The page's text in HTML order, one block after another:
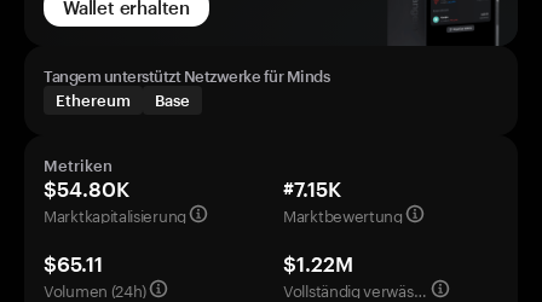
Wallet erhalten
Tangem unterstützt Netzwerke für Minds
Ethereum
Base
Metriken
$54.80K
Marktkapitalisierung
#7.15K
Marktbewertung
$65.11
Volumen (24h)
$1.22M
Vollständig verwässerte Bewertung